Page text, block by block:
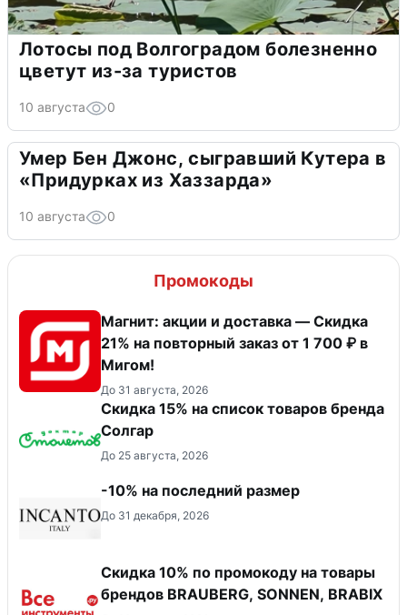
Лотосы под Волгоградом болезненно
цветут из-за туристов
10 августа 0
Умер Бен Джонс, сыгравший Кутера в
«Придурках из Хаззарда»
10 августа 0
Промокоды
Магнит: акции и доставка — Скидка
21% на повторный заказ от 1 700 ₽ в
Мигом!
До 31 августа, 2026
Скидка 15% на список товаров бренда
Солгар
До 25 августа, 2026
-10% на последний размер
До 31 декабря, 2026
Скидка 10% по промокоду на товары
брендов BRAUBERG, SONNEN, BRABIX